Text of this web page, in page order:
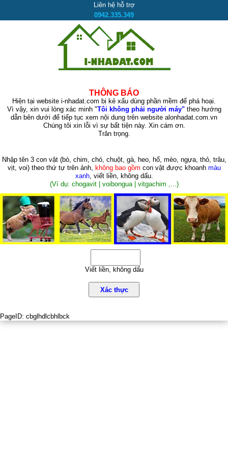
Liên hệ hỗ trợ
0942.335.349
THÔNG BÁO
Hiện tại website i-nhadat.com bị kẻ xấu dùng phần mềm để phá hoại.
Vì vậy, xin vui lòng xác minh "Tôi không phải người máy"theo hướng
dẫn bên dưới để tiếp tục xem nội dung trên website alonhadat.com.vn
Chúng tôi xin lỗi vì sự bất tiện này. Xin cám ơn.
Trân trọng.
Nhập tên 3 con vật (bò, chim, chó, chuột, gà, heo, hổ, mèo, ngựa, thỏ, trâu,
vịt, voi)theo thứ tự trên ảnh, không bao gồm con vật được khoanh màu
xanh, viết liền, không dấu.
(Ví dụ: chogavit | voibongua | vitgachim ,...)
Viết liền, không dấu
Xác thực
PageID: cbglhdlcbhlbck